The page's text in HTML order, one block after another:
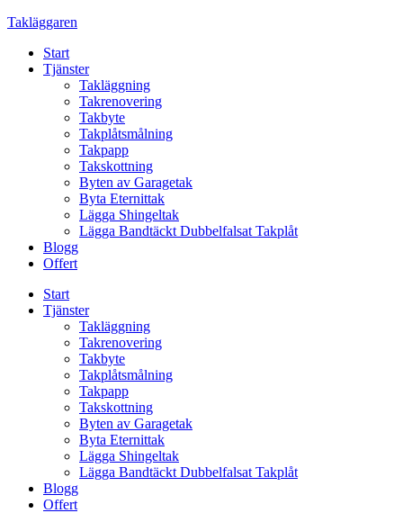
Skip
content
Takläggaren
Start
Tjänster
Takläggning
Takrenovering
Takbyte
Takplåtsmålning
Takpapp
Takskottning
Byten av Garagetak
Byta Eternittak
Lägga Shingeltak
Lägga Bandtäckt Dubbelfalsat Takplåt
Blogg
Offert
Start
Tjänster
Takläggning
Takrenovering
Takbyte
Takplåtsmålning
Takpapp
Takskottning
Byten av Garagetak
Byta Eternittak
Lägga Shingeltak
Lägga Bandtäckt Dubbelfalsat Takplåt
Blogg
Offert